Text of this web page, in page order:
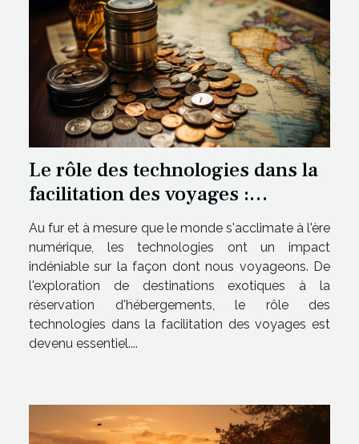
Le rôle des technologies dans la
facilitation des voyages :
exploration de la cagnotte de
voyage en ligne
Au fur et à mesure que le monde s'acclimate à l'ère
numérique, les technologies ont un impact
indéniable sur la façon dont nous voyageons. De
l'exploration de destinations exotiques à la
réservation d'hébergements, le rôle des
technologies dans la facilitation des voyages est
devenu essentiel....